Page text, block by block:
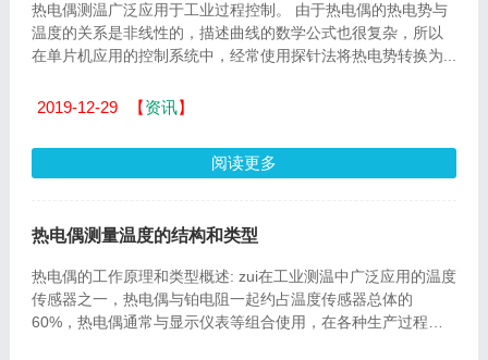
热电偶测温广泛应用于工业过程控制。 由于热电偶的热电势与
温度的关系是非线性的，描述曲线的数学公式也很复杂，所以
在单片机应用的控制系统中，经常使用探针法将热电势转换为...
2019-12-29 【资讯】
阅读更多
热电偶测量温度的结构和类型
热电偶的工作原理和类型概述: zui在工业测温中广泛应用的温度
传感器之一，热电偶与铂电阻一起约占温度传感器总体的
60%，热电偶通常与显示仪表等组合使用，在各种生产过程中